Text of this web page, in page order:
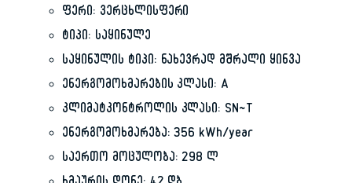
ფერი: ვერცხლისფერი
ტიპი: საყინულე
საყინულის ტიპი: ნახევრად მშრალი ყინვა
ენერგომოხმარების კლასი: A
კლიმატკონტროლის კლასი: SN~T
ენერგომოხმარება: 356 kWh/year
საერთო მოცულობა: 298 ლ